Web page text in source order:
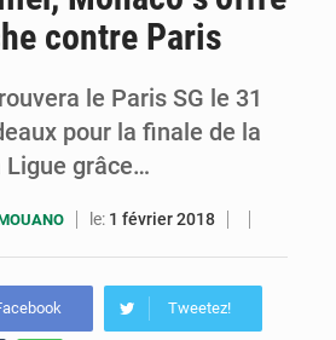
Congo-RDC : Brazzaville et Kinshasa renforcent leur coopération en faveur de la jeunesse
Le Congo se dote d’un programme national pour valoriser les produits forestiers non ligneux
contre Paris
le Paris SG le 31
pour la finale de la
Ligue grâce…
le: 1 février 2018
Tweetez!